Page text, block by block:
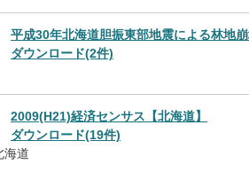
平成30年北海道胆振東部地震による林地
ダウンロード(2件)
2009(H21)経済センサス【北海道】
ダウンロード(19件)
海道